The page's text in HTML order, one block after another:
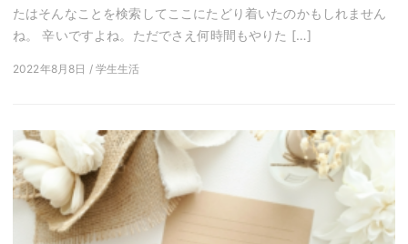
たはそんなことを検索してここにたどり着いたのかもしれません
ね。 辛いですよね。ただでさえ何時間もやりた […]
2022年8月8日 / 学生生活